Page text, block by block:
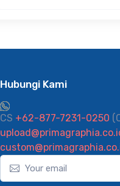
Hubungi Kami
CS +62-877-7231-0250